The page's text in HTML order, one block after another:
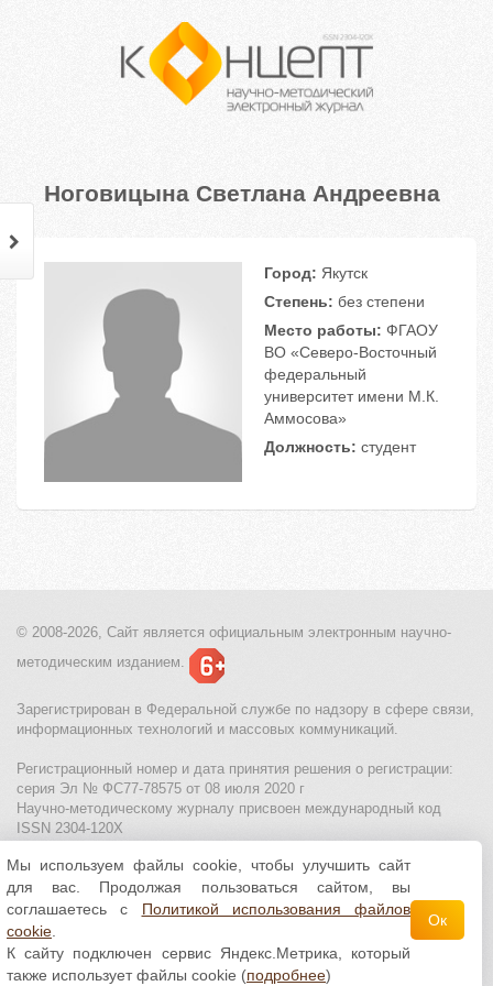
Ноговицына Светлана Андреевна
Город: Якутск
Степень: без степени
Место работы: ФГАОУ
ВО «Северо-Восточный
федеральный
университет имени М.К.
Аммосова»
Должность: студент
© 2008-2026, Сайт является официальным электронным научно-
методическим изданием.
Зарегистрирован в Федеральной службе по надзору в сфере связи,
информационных технологий и массовых коммуникаций.
Регистрационный номер и дата принятия решения о регистрации:
серия Эл № ФС77-78575 от 08 июля 2020 г
Научно-методическому журналу присвоен международный код
ISSN 2304-120X
МЦИТО|Школьные олимпиады и онлайн конкурсы для детей
Политика использования файлов cookie| Политика обработки и
защиты персональных данных
Все материалы доступны полицензии Creative
Commons С указанием авторства 4.0 Всемирная
Мы используем файлы cookie, чтобы улучшить сайт
для вас. Продолжая пользоваться сайтом, вы
соглашаетесь с Политикой использования файлов
cookie
К сайту подключен сервис Яндекс.Метрика, который
также использует файлы cookie (подробнее)
Ок